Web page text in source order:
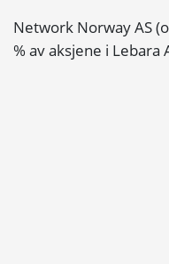
Network Norway AS
% av aksjene i Lebara